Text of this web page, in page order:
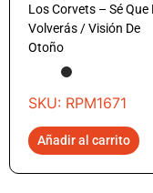
Los Corvets – Sé Que
Volverás / Visión De
Otoño
SKU: RPM1671
Añadir al carrito